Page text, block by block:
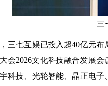
三
三七互娱已投入超40亿元
会2026文化科技融合发展
科技、光轮智能、晶正电